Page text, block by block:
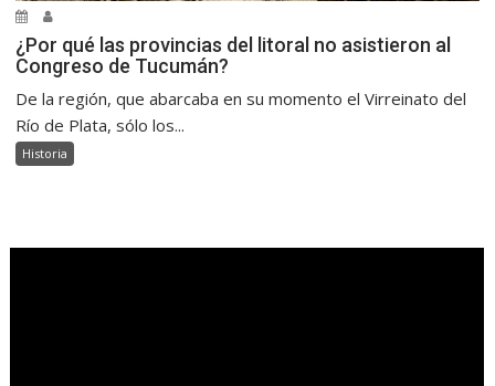
¿Por qué las provincias del litoral no asistieron al
Congreso de Tucumán?
De la región, que abarcaba en su momento el Virreinato del
Río de Plata, sólo los...
Historia